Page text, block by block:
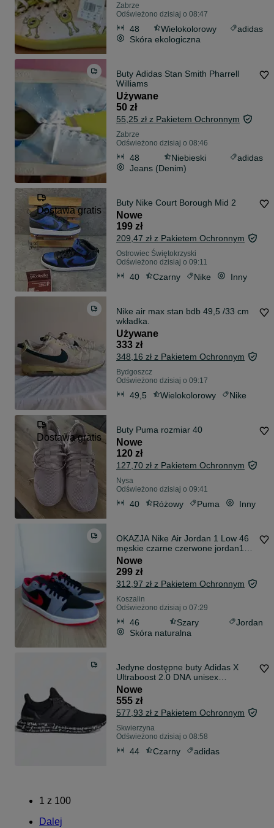
Zabrze
Odświeżono dzisiaj o 08:47
48 Wielokolorowy
adidas
Skóra ekologiczna
Buty Adidas Stan Smith Pharrell
Williams
Używane
50 zł
55,25 zł z Pakietem Ochronnym
Zabrze
Odświeżono dzisiaj o 08:46
48 Niebieski
adidas
Jeans (Denim)
Dostawa gratis
Buty Nike Court Borough Mid 2
Nowe
199 zł
209,47 zł z Pakietem Ochronnym
Ostrowiec Świętokrzyski
Odświeżono dzisiaj o 09:11
40 Czarny Nike Inny
Nike air max stan bdb 49,5 /33 cm
wkładka.
Używane
333 zł
348,16 zł z Pakietem Ochronnym
Bydgoszcz
Odświeżono dzisiaj o 09:17
49,5 Wielokolorowy Nike
Dostawa gratis
Buty Puma rozmiar 40
Nowe
120 zł
127,70 zł z Pakietem Ochronnym
Nysa
Odświeżono dzisiaj o 09:41
40 Różowy Puma Inny
OKAZJA Nike Air Jordan 1 Low 46
męskie czarne czerwone jordan1
box 30cm
Nowe
299 zł
312,97 zł z Pakietem Ochronnym
Koszalin
Odświeżono dzisiaj o 07:29
46 Szary
Jordan
Skóra naturalna
Jedyne dostępne buty Adidas X
Ultraboost 2.0 DNA unisex
Mohamed Salah 44
Nowe
555 zł
577,93 zł z Pakietem Ochronnym
Skwierzyna
Odświeżono dzisiaj o 08:58
44 Czarny adidas
1 z 100
Dalej